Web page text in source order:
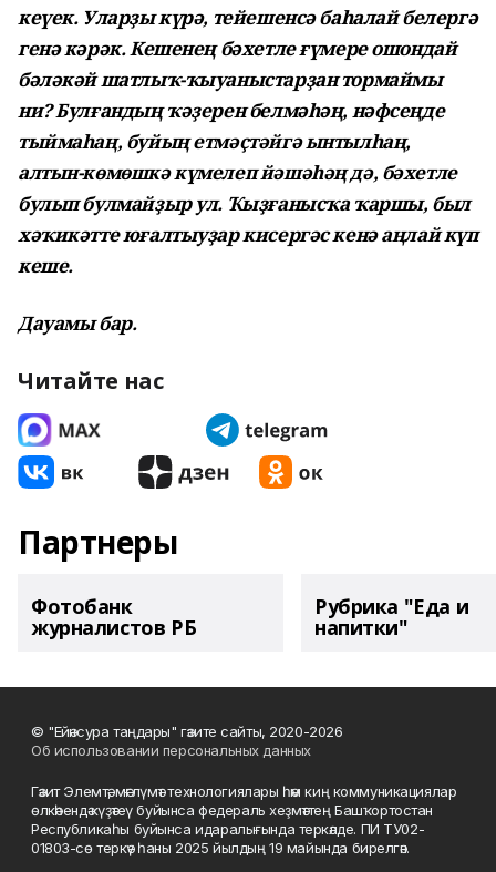
кеүек. Уларҙы күрә, тейешенсә баһалай белергә
генә кәрәк. Кешенең бәхетле ғүмере ошондай
бәләкәй шатлыҡ-ҡыуаныстарҙан тормаймы
ни? Булғандың ҡәҙерен белмәһәң, нәфсеңде
тыймаһаң, буйың етмәҫтәйгә ынтылһаң,
алтын-көмөшкә күмелеп йәшәһәң дә, бәхетле
булып булмайҙыр ул. Ҡыҙғанысҡа ҡаршы, был
хәҡикәтте юғалтыуҙар кисергәс кенә аңлай күп
кеше.
Дауамы бар.
Читайте нас
Партнеры
Фотобанк
журналистов РБ
Рубрика "Еда и
напитки"
© "Ейәнсура таңдары" гәзите сайты, 2020-2026
Об использовании персональных данных
Гәзит Элемтә, мәғлүмәт технологиялары һәм киң коммуникациялар
өлкәһендә күҙәтеү буйынса федераль хеҙмәттең Башҡортостан
Республикаһы буйынса идаралығында теркәлде. ПИ ТУ02-
01803-сө теркәү һаны 2025 йылдың 19 майында бирелгән.